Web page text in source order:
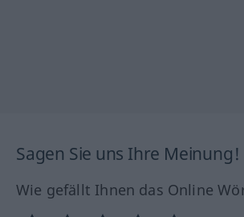
Sagen Sie uns Ihre Meinung!
Wie gefällt Ihnen das Online